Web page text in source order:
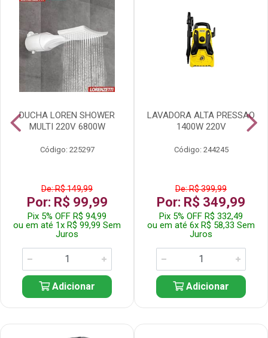
DUCHA LOREN SHOWER
MULTI 220V 6800W
Código: 225297
De: R$ 149,99
Por: R$ 99,99
Pix 5% OFF R$ 94,99
ou em até 1x R$ 99,99 Sem
Juros
Adicionar
LAVADORA ALTA PRESSAO
1400W 220V
Código: 244245
De: R$ 399,99
Por: R$ 349,99
Pix 5% OFF R$ 332,49
ou em até 6x R$ 58,33 Sem
Juros
Adicionar